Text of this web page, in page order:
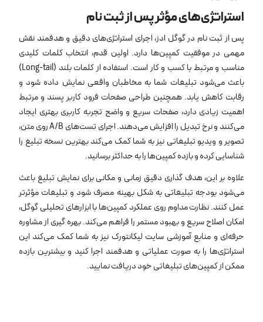
استراتژی‌های مؤثر پس از ثبت نام
پس از ثبت نام در گوگل ادز، اجرای استراتژی‌های دقیق و هدفمند نقش
مهمی در موفقیت کمپین‌ها دارد. اولین قدم، انتخاب کلمات کلیدی
مناسب و مرتبط با کسب ‌و کار است. استفاده از کلمات بلند (Long-tail)
باعث می‌شود تبلیغات شما به مخاطبان واقعی نمایش داده شود و
رقابت کاهش یابد. همچنین طراحی صفحات فرود کاربر پسند و مرتبط
اهمیت زیادی دارد، صفحات سریع و واضح تجربه کاربری بهتری ایجاد
می‌کنند و نرخ تبدیل را افزایش می‌دهند. اجرای تست‌های A/B روی متن،
تصویر و ویدیو تبلیغاتی نیز به شما کمک می‌کند بهترین نسخه تبلیغ را
شناسایی کرده و بازده کمپین‌ها را به حداکثر برسانید.
علاوه بر این، هدف‌ گذاری دقیق زمانی و مکانی برای نمایش تبلیغ باعث
می‌شود بودجه تبلیغاتی به شکل بهینه مصرف شود و تبلیغات مؤثرتر
عمل کنند. نظارت مداوم روی عملکرد کمپین‌ها با ابزارهای تحلیلی گوگل،
امکان اصلاح سریع و بهبود مستمر را فراهم می‌کند. بهره ‌گیری از مشاوره
حرفه‌ای و منابع آموزشی سایت لیکانتورک نیز به شما کمک می‌کند این
استراتژی‌ها را به صورت عملیاتی و هدفمند اجرا کنید و بیشترین بازده
ممکن از کمپین‌های تبلیغاتی خود دریافت نمایید.